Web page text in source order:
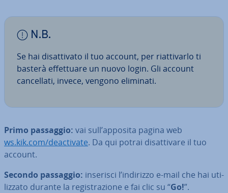
N.B.
Se hai di­sat­ti­va­to il tuo account, per riat­ti­var­lo ti
basterà ef­fet­tua­re un nuovo login. Gli account
can­cel­la­ti, invece, vengono eliminati.
Primo passaggio: vai sull’apposita pagina web
ws.kik.com/deac­ti­va­te. Da qui potrai di­sat­ti­va­re il tuo
account.
Secondo passaggio: inserisci l’indirizzo e-mail che hai uti­
liz­za­to durante la re­gi­stra­zio­ne e fai clic su “Go!”.